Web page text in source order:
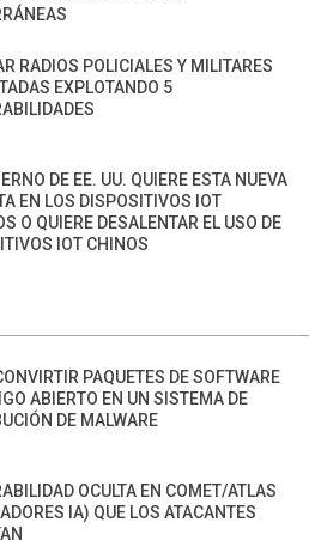
RADIOS POLICIALES Y MILITARES
EXPLOTANDO 5
DE EE. UU. QUIERE ESTA NUEVA
EN LOS DISPOSITIVOS IOT
O QUIERE DESALENTAR EL USO DE
IOT CHINOS
PAQUETES DE SOFTWARE
ABIERTO EN UN SISTEMA DE
DE MALWARE
OCULTA EN COMET/ATLAS
IA) QUE LOS ATACANTES